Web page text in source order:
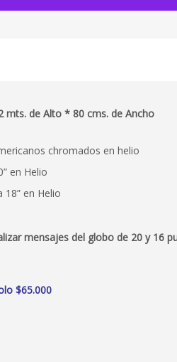
mts. de Alto * 80 cms. de Ancho
chromados en helio
en Helio
18” en Helio
mensajes del globo de 20 y 16
$65.000